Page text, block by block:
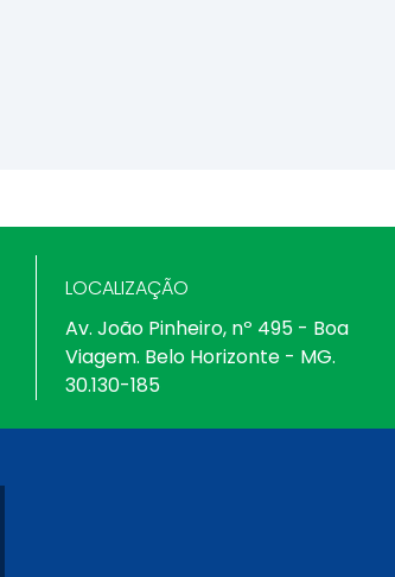
LOCALIZAÇÃO
Av. João Pinheiro, nº 495 - Boa
Viagem. Belo Horizonte - MG.
30.130-185